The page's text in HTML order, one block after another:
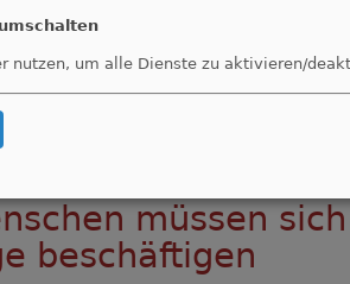
müssen
beschäftigen
nutzen, um alle Dienste zu aktivieren/